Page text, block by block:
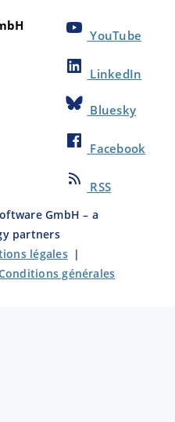
YouTube
LinkedIn
Bluesky
Facebook
RSS
GmbH – a
partners
légales|
générales